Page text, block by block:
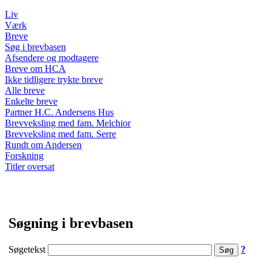
Liv
Værk
Breve
Søg i brevbasen
Afsendere og modtagere
Breve om HCA
Ikke tidligere trykte breve
Alle breve
Enkelte breve
Partner H.C. Andersens Hus
Brevveksling med fam. Melchior
Brevveksling med fam. Serre
Rundt om Andersen
Forskning
Titler oversat
Søgning i brevbasen
Søgetekst ?